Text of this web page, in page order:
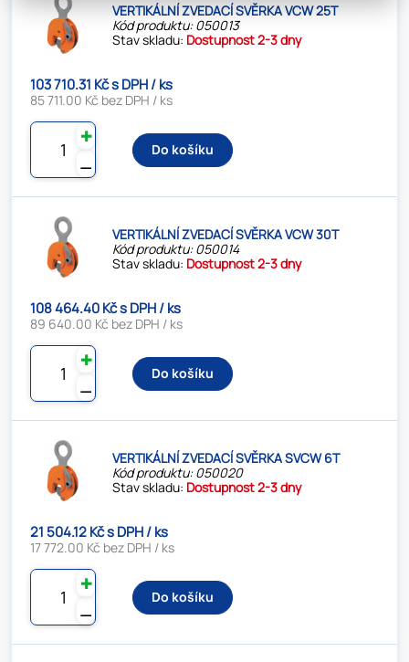
VERTIKÁLNÍ ZVEDACÍ SVĚRKA VCW 25T
Kód produktu: 050013
Stav skladu: Dostupnost 2-3 dny
103 710.31 Kč s DPH / ks
85 711.00 Kč bez DPH / ks
⚊
✚
Do košíku
VERTIKÁLNÍ ZVEDACÍ SVĚRKA VCW 30T
Kód produktu: 050014
Stav skladu: Dostupnost 2-3 dny
108 464.40 Kč s DPH / ks
89 640.00 Kč bez DPH / ks
⚊
✚
Do košíku
VERTIKÁLNÍ ZVEDACÍ SVĚRKA SVCW 6T
Kód produktu: 050020
Stav skladu: Dostupnost 2-3 dny
21 504.12 Kč s DPH / ks
17 772.00 Kč bez DPH / ks
⚊
✚
Do košíku